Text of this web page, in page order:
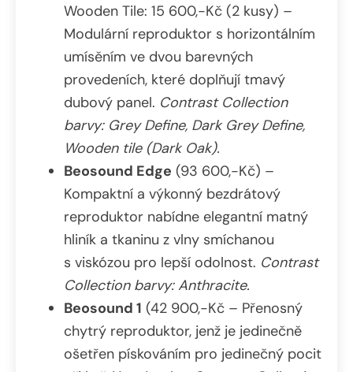
Wooden Tile: 15 600,-Kč (2 kusy) –
Modulární reproduktor s horizontálním
umísěním ve dvou barevných
provedeních, které doplňují tmavý
dubový panel. Contrast Collection
barvy: Grey Define, Dark Grey Define,
Wooden tile (Dark Oak).
Beosound Edge (93 600,-Kč) –
Kompaktní a výkonný bezdrátový
reproduktor nabídne elegantní matný
hliník a tkaninu z vlny smíchanou
s viskózou pro lepší odolnost. Contrast
Collection barvy: Anthracite.
Beosound 1 (42 900,-Kč – Přenosný
chytrý reproduktor, jenž je jedinečně
ošetřen pískováním pro jedinečný pocit